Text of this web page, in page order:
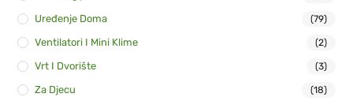
Uređenje Doma (79)
Ventilatori I Mini Klime (2)
Vrt I Dvorište (3)
Za Djecu (18)